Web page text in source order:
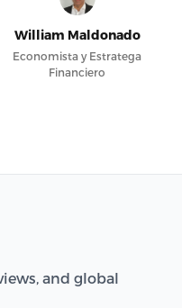
William Maldonado
Economista y Estratega
Financiero
and global